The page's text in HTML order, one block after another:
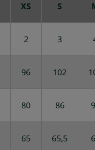
XS S
2 3
96 102
80 86
65 65,5